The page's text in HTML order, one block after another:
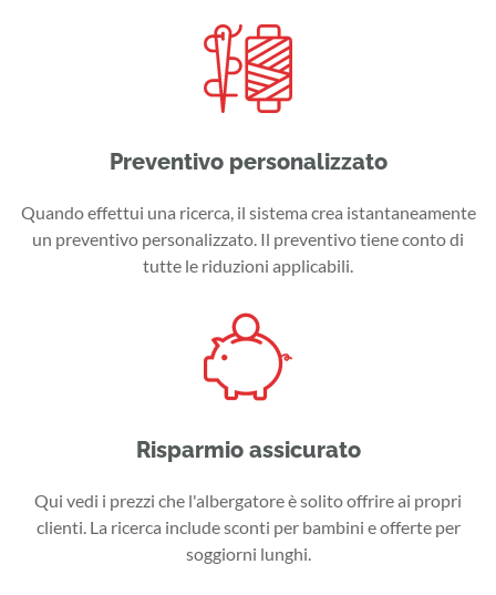
Preventivo personalizzato
Quando effettui una ricerca, il sistema crea istantaneamente
un preventivo personalizzato. Il preventivo tiene conto di
tutte le riduzioni applicabili.
Risparmio assicurato
Qui vedi i prezzi che l'albergatore è solito offrire ai propri
clienti. La ricerca include sconti per bambini e offerte per
soggiorni lunghi.